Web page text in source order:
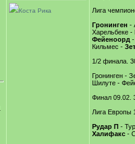
Коста Рика
Лига
Гронинген -
Харельбеке -
Фейеноорд
Кильмес -
1/2 финала.
Гронинген -
Шилуте -
Финал 09.02.
Лига Европы
Рудар П -
Халифакс -